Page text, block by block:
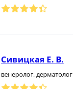
Сивицкая Е. В.
венеролог, дерматолог